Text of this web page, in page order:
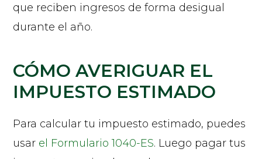
que reciben ingresos de forma desigual
durante el año.
CÓMO AVERIGUAR EL
IMPUESTO ESTIMADO
Para calcular tu impuesto estimado, puedes
usar el Formulario 1040-ES. Luego pagar tus